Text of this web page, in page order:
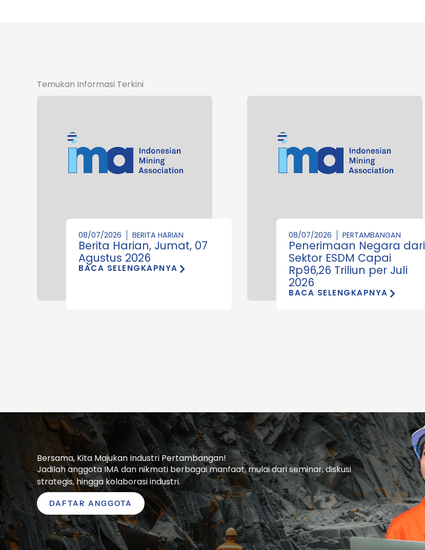
Temukan Informasi Terkini
08/07/2026 BERITA HARIAN
Berita Harian, Jumat, 07
Agustus 2026
BACA SELENGKAPNYA
08/07/2026 PERTAMBANGAN
Penerimaan Negara dari
Sektor ESDM Capai
Rp96,26 Triliun per Juli
2026
BACA SELENGKAPNYA
Bersama, Kita Majukan Industri Pertambangan!
Jadilah anggota IMA dan nikmati berbagai manfaat, mulai dari seminar, diskusi
strategis, hingga kolaborasi industri.
DAFTAR ANGGOTA